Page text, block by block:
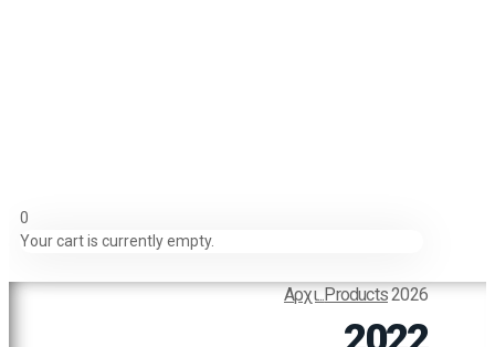
0
Your cart is currently empty.
Αρχι...Products2026